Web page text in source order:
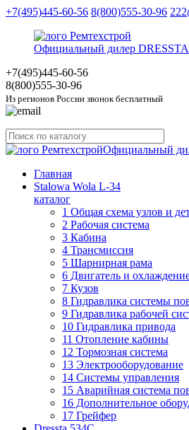
+7(495)445-60-56 8(800)555-30-96
Официальный дилер DRESSTA
+7(495)445-60-56
8(800)555-30-96
Из регионов России звонок бесплатный
Официальный
Главная
Stalowa Wola L-34
каталог
1 Общая схема узлов и
2 Рабочая система
3 Кабина
4 Трансмиссия
5 Шарнирная рама
6 Двигатель и
7 Кузов
8 Гидравлика системы
9 Гидравлика рабочей
10 Гидравлика привода
11 Отопление кабины
12 Тормозная система
13 Электрооборудование
14 Системы управления
15 Аварийная система
16 Дополнительное
17 Грейфер